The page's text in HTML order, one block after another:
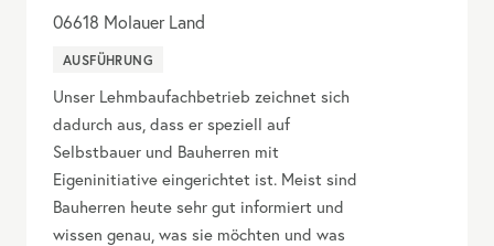
06618 Molauer Land
AUSFÜHRUNG
Unser Lehmbaufachbetrieb zeichnet sich
dadurch aus, dass er speziell auf
Selbstbauer und Bauherren mit
Eigeninitiative eingerichtet ist. Meist sind
Bauherren heute sehr gut informiert und
wissen genau, was sie möchten und was